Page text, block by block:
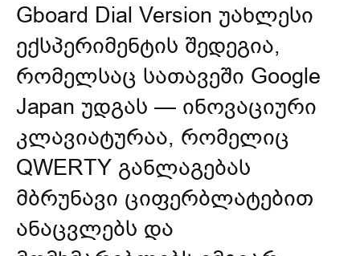
Gboard Dial Version უახლესი
ექსპერიმენტის შედეგია,
რომელსაც სათავეში Google
Japan უდგას — ინოვაციური
კლავიატურაა, რომელიც
QWERTY განლაგებას
მბრუნავი ციფერბლატებით
ანაცვლებს და